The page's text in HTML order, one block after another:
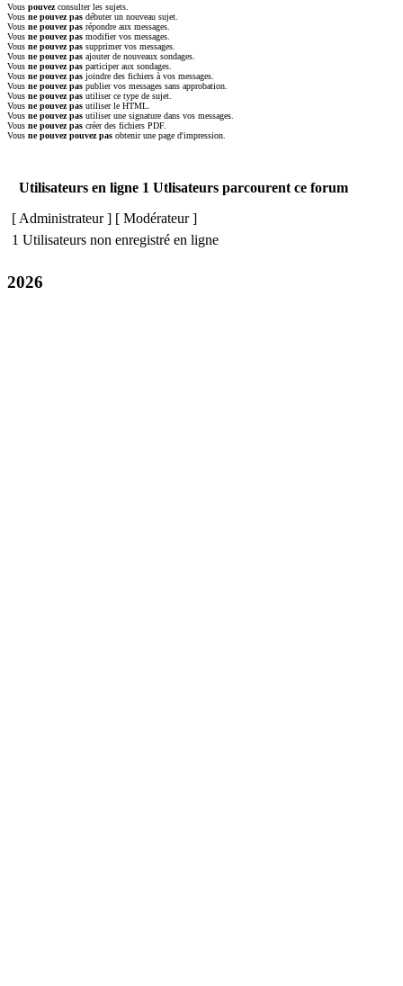
Vous pouvezconsulter les sujets.
Vous ne pouvez pas débuter un nouveau sujet.
Vous ne pouvez pas répondre aux messages.
Vous ne pouvez pas modifier vos messages.
Vous ne pouvez pas supprimer vos messages.
Vous ne pouvez pas ajouter de nouveaux sondages.
Vous ne pouvez pas participer aux sondages.
Vous ne pouvez pas joindre des fichiers à vos messages.
Vous ne pouvez pas publier vos messages sans approbation.
Vous ne pouvez pas utiliser ce type de sujet.
Vous ne pouvez pas utiliser le HTML.
Vous ne pouvez pas utiliser une signature dans vos messages.
Vous ne pouvez pas créer des fichiers PDF.
Vous ne pouvez pouvez pas obtenir une page d'impression.
Utilisateurs en ligne 1 Utlisateurs parcourent ce forum
[ Administrateur] [ Modérateur]
1 Utilisateurs non enregistré en ligne
2026